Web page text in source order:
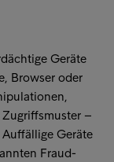
Geräte
Browser oder
–
Geräte
Fraud-